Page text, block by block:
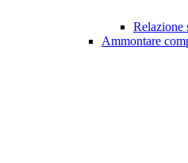
Relazione
Ammontare